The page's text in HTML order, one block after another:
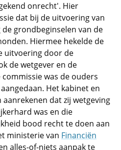
onrecht'. Hier
dat bij de uitvoering van
grondbeginselen van de
Hiermee hekelde de
uitvoering door de
de wetgever en de
was de ouders
Het kabinet en
dat zij wetgeving
was en die
bood recht te doen aan
ministerie van Financiën
alles-of-niets aanpak te